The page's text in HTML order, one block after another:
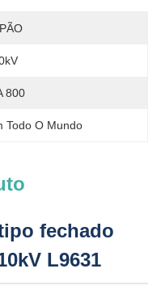
800
Todo O Mundo
fechado
L9631